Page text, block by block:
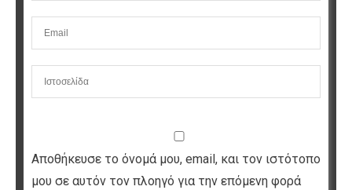
Αποθήκευσε το όνομά μου, email, και τον ιστότοπο
μου σε αυτόν τον πλοηγό για την επόμενη φορά